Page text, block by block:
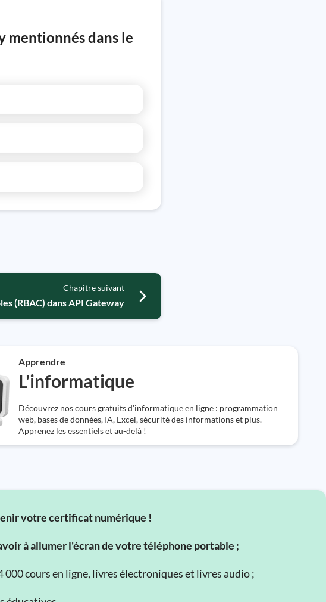
mentionnés dans le
Chapitre suivant
(RBAC) dans API Gateway
Apprendre
L'informatique
Découvrez nos cours gratuits d'informatique en ligne : programmation
web, bases de données, IA, Excel, sécurité des informations et plus.
Apprenez les essentiels et au-delà !
votre certificat numérique !
à allumer l'écran de votre téléphone portable ;
000 cours en ligne, livres électroniques et livres audio ;